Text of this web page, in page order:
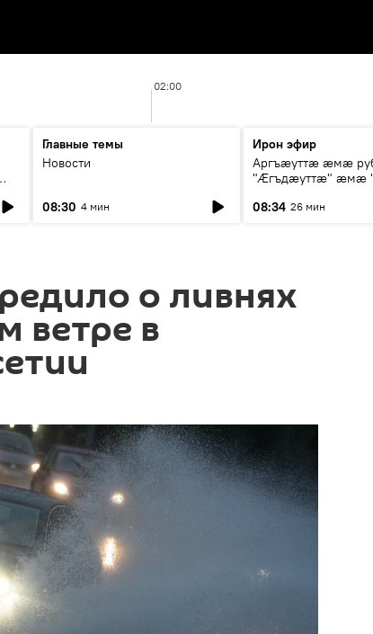
02:00
Главные темы
Новости
08:30 4 мин
Ирон эфир
Аргъæуттæ æмæ
"Æгъдæуттæ" æмæ
08:34 26 мин
о ливнях
ветре в